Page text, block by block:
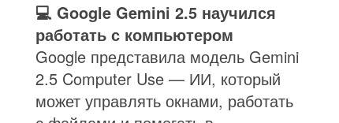
💻 Google Gemini 2.5 научился
работать с компьютером
Google представила модель Gemini
2.5 Computer Use — ИИ, который
может управлять окнами, работать